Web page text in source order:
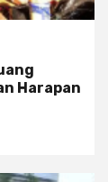
Harapan